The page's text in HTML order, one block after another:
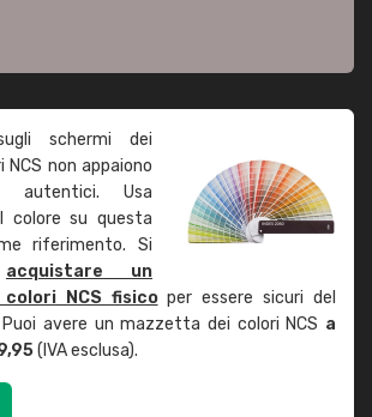
schermi dei
non appaiono
autentici. Usa
colore su questa
riferimento. Si
acquistare un
NCS fisicoper essere sicuri del
avere un mazzetta dei colori NCS a
(IVA esclusa).